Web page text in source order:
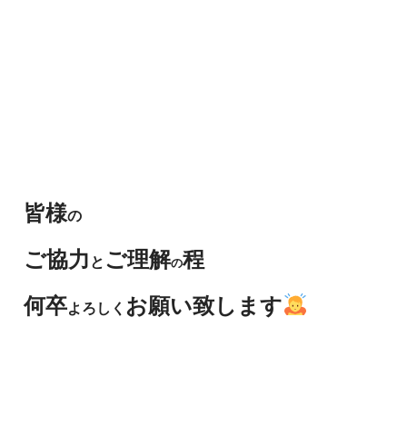
皆様の
ご協力 と ご理解の程
何卒よろしく お願い致します